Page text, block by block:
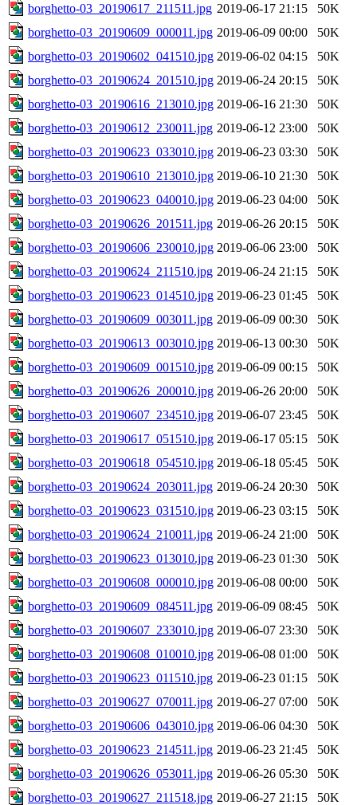
borghetto-03_20190617_211511.jpg 2019-06-17 21:15
50K
borghetto-03_20190609_000011.jpg 2019-06-09 00:00
50K
borghetto-03_20190602_041510.jpg 2019-06-02 04:15
50K
borghetto-03_20190624_201510.jpg 2019-06-24 20:15
50K
borghetto-03_20190616_213010.jpg 2019-06-16 21:30
50K
borghetto-03_20190612_230011.jpg 2019-06-12 23:00
50K
borghetto-03_20190623_033010.jpg 2019-06-23 03:30
50K
borghetto-03_20190610_213010.jpg 2019-06-10 21:30
50K
borghetto-03_20190623_040010.jpg 2019-06-23 04:00
50K
borghetto-03_20190626_201511.jpg 2019-06-26 20:15
50K
borghetto-03_20190606_230010.jpg 2019-06-06 23:00
50K
borghetto-03_20190624_211510.jpg 2019-06-24 21:15
50K
borghetto-03_20190623_014510.jpg 2019-06-23 01:45
50K
borghetto-03_20190609_003011.jpg 2019-06-09 00:30
50K
borghetto-03_20190613_003010.jpg 2019-06-13 00:30
50K
borghetto-03_20190609_001510.jpg 2019-06-09 00:15
50K
borghetto-03_20190626_200010.jpg 2019-06-26 20:00
50K
borghetto-03_20190607_234510.jpg 2019-06-07 23:45
50K
borghetto-03_20190617_051510.jpg 2019-06-17 05:15
50K
borghetto-03_20190618_054510.jpg 2019-06-18 05:45
50K
borghetto-03_20190624_203011.jpg 2019-06-24 20:30
50K
borghetto-03_20190623_031510.jpg 2019-06-23 03:15
50K
borghetto-03_20190624_210011.jpg 2019-06-24 21:00
50K
borghetto-03_20190623_013010.jpg 2019-06-23 01:30
50K
borghetto-03_20190608_000010.jpg 2019-06-08 00:00
50K
borghetto-03_20190609_084511.jpg 2019-06-09 08:45
50K
borghetto-03_20190607_233010.jpg 2019-06-07 23:30
50K
borghetto-03_20190608_010010.jpg 2019-06-08 01:00
50K
borghetto-03_20190623_011510.jpg 2019-06-23 01:15
50K
borghetto-03_20190627_070011.jpg 2019-06-27 07:00
50K
borghetto-03_20190606_043010.jpg 2019-06-06 04:30
50K
borghetto-03_20190623_214511.jpg 2019-06-23 21:45
50K
borghetto-03_20190626_053011.jpg 2019-06-26 05:30
50K
borghetto-03_20190627_211518.jpg 2019-06-27 21:15
50K